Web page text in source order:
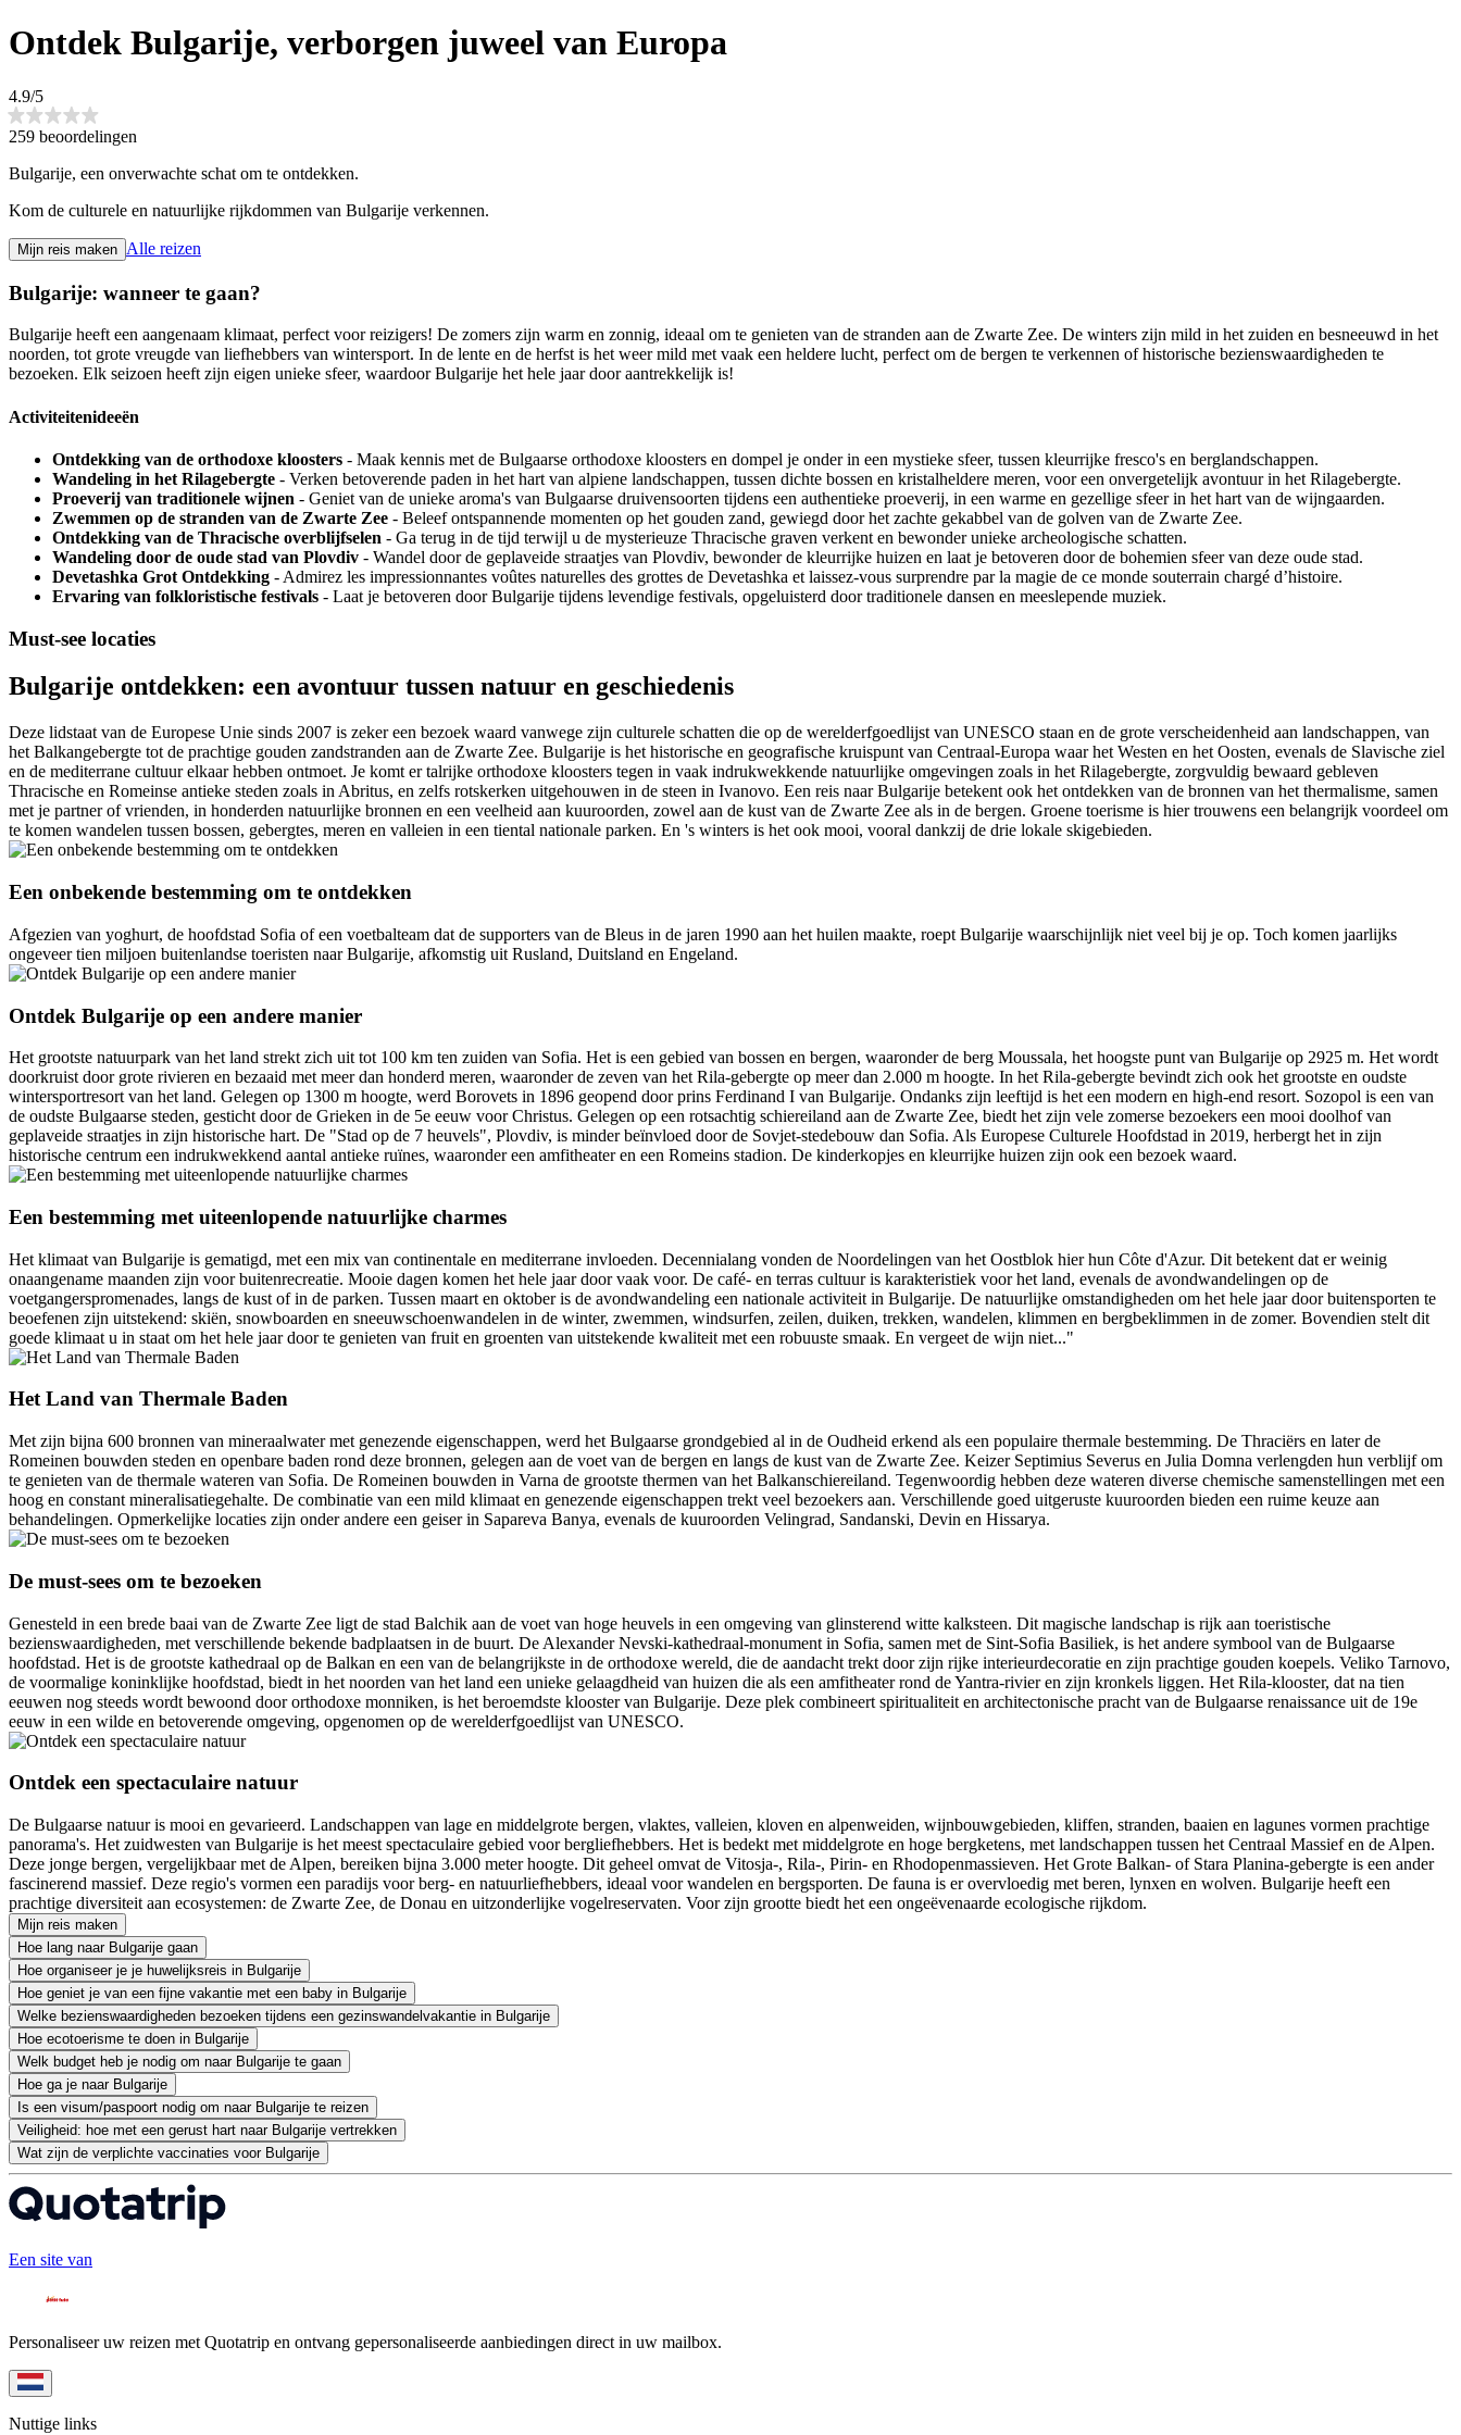
Ontdek Bulgarije, verborgen juweel van Europa
4.9/5
259 beoordelingen
Bulgarije, een onverwachte schat om te ontdekken.
Kom de culturele en natuurlijke rijkdommen van Bulgarije verkennen.
Mijn reis maken Alle reizen
Bulgarije: wanneer te gaan?
Bulgarije heeft een aangenaam klimaat, perfect voor reizigers! De zomers zijn warm en zonnig, ideaal om te genieten van de stranden aan de Zwarte Zee. De winters zijn mild in het zuiden en besneeuwd in het
noorden, tot grote vreugde van liefhebbers van wintersport. In de lente en de herfst is het weer mild met vaak een heldere lucht, perfect om de bergen te verkennen of historische bezienswaardigheden te
bezoeken. Elk seizoen heeft zijn eigen unieke sfeer, waardoor Bulgarije het hele jaar door aantrekkelijk is!
Activiteitenideeën
Ontdekking van de orthodoxe kloosters - Maak kennis met de Bulgaarse orthodoxe kloosters en dompel je onder in een mystieke sfeer, tussen kleurrijke fresco's en berglandschappen.
Wandeling in het Rilagebergte - Verken betoverende paden in het hart van alpiene landschappen, tussen dichte bossen en kristalheldere meren, voor een onvergetelijk avontuur in het Rilagebergte.
Proeverij van traditionele wijnen - Geniet van de unieke aroma's van Bulgaarse druivensoorten tijdens een authentieke proeverij, in een warme en gezellige sfeer in het hart van de wijngaarden.
Zwemmen op de stranden van de Zwarte Zee - Beleef ontspannende momenten op het gouden zand, gewiegd door het zachte gekabbel van de golven van de Zwarte Zee.
Ontdekking van de Thracische overblijfselen - Ga terug in de tijd terwijl u de mysterieuze Thracische graven verkent en bewonder unieke archeologische schatten.
Wandeling door de oude stad van Plovdiv - Wandel door de geplaveide straatjes van Plovdiv, bewonder de kleurrijke huizen en laat je betoveren door de bohemien sfeer van deze oude stad.
Devetashka Grot Ontdekking - Admirez les impressionnantes voûtes naturelles des grottes de Devetashka et laissez-vous surprendre par la magie de ce monde souterrain chargé d’histoire.
Ervaring van folkloristische festivals - Laat je betoveren door Bulgarije tijdens levendige festivals, opgeluisterd door traditionele dansen en meeslepende muziek.
Must-see locaties
Bulgarije ontdekken: een avontuur tussen natuur en geschiedenis
Deze lidstaat van de Europese Unie sinds 2007 is zeker een bezoek waard vanwege zijn culturele schatten die op de werelderfgoedlijst van UNESCO staan en de grote verscheidenheid aan landschappen, van
het Balkangebergte tot de prachtige gouden zandstranden aan de Zwarte Zee. Bulgarije is het historische en geografische kruispunt van Centraal-Europa waar het Westen en het Oosten, evenals de Slavische ziel
en de mediterrane cultuur elkaar hebben ontmoet. Je komt er talrijke orthodoxe kloosters tegen in vaak indrukwekkende natuurlijke omgevingen zoals in het Rilagebergte, zorgvuldig bewaard gebleven
Thracische en Romeinse antieke steden zoals in Abritus, en zelfs rotskerken uitgehouwen in de steen in Ivanovo. Een reis naar Bulgarije betekent ook het ontdekken van de bronnen van het thermalisme, samen
met je partner of vrienden, in honderden natuurlijke bronnen en een veelheid aan kuuroorden, zowel aan de kust van de Zwarte Zee als in de bergen. Groene toerisme is hier trouwens een belangrijk voordeel om
te komen wandelen tussen bossen, gebergtes, meren en valleien in een tiental nationale parken. En 's winters is het ook mooi, vooral dankzij de drie lokale skigebieden.
Een onbekende bestemming om te ontdekken
Afgezien van yoghurt, de hoofdstad Sofia of een voetbalteam dat de supporters van de Bleus in de jaren 1990 aan het huilen maakte, roept Bulgarije waarschijnlijk niet veel bij je op. Toch komen jaarlijks
ongeveer tien miljoen buitenlandse toeristen naar Bulgarije, afkomstig uit Rusland, Duitsland en Engeland.
Ontdek Bulgarije op een andere manier
Het grootste natuurpark van het land strekt zich uit tot 100 km ten zuiden van Sofia. Het is een gebied van bossen en bergen, waaronder de berg Moussala, het hoogste punt van Bulgarije op 2925 m. Het wordt
doorkruist door grote rivieren en bezaaid met meer dan honderd meren, waaronder de zeven van het Rila-gebergte op meer dan 2.000 m hoogte. In het Rila-gebergte bevindt zich ook het grootste en oudste
wintersportresort van het land. Gelegen op 1300 m hoogte, werd Borovets in 1896 geopend door prins Ferdinand I van Bulgarije. Ondanks zijn leeftijd is het een modern en high-end resort. Sozopol is een van
de oudste Bulgaarse steden, gesticht door de Grieken in de 5e eeuw voor Christus. Gelegen op een rotsachtig schiereiland aan de Zwarte Zee, biedt het zijn vele zomerse bezoekers een mooi doolhof van
geplaveide straatjes in zijn historische hart. De "Stad op de 7 heuvels", Plovdiv, is minder beïnvloed door de Sovjet-stedebouw dan Sofia. Als Europese Culturele Hoofdstad in 2019, herbergt het in zijn
historische centrum een indrukwekkend aantal antieke ruïnes, waaronder een amfitheater en een Romeins stadion. De kinderkopjes en kleurrijke huizen zijn ook een bezoek waard.
Een bestemming met uiteenlopende natuurlijke charmes
Het klimaat van Bulgarije is gematigd, met een mix van continentale en mediterrane invloeden. Decennialang vonden de Noordelingen van het Oostblok hier hun Côte d'Azur. Dit betekent dat er weinig
onaangename maanden zijn voor buitenrecreatie. Mooie dagen komen het hele jaar door vaak voor. De café- en terras cultuur is karakteristiek voor het land, evenals de avondwandelingen op de
voetgangerspromenades, langs de kust of in de parken. Tussen maart en oktober is de avondwandeling een nationale activiteit in Bulgarije. De natuurlijke omstandigheden om het hele jaar door buitensporten te
beoefenen zijn uitstekend: skiën, snowboarden en sneeuwschoenwandelen in de winter, zwemmen, windsurfen, zeilen, duiken, trekken, wandelen, klimmen en bergbeklimmen in de zomer. Bovendien stelt dit
goede klimaat u in staat om het hele jaar door te genieten van fruit en groenten van uitstekende kwaliteit met een robuuste smaak. En vergeet de wijn niet..."
Het Land van Thermale Baden
Met zijn bijna 600 bronnen van mineraalwater met genezende eigenschappen, werd het Bulgaarse grondgebied al in de Oudheid erkend als een populaire thermale bestemming. De Thraciërs en later de
Romeinen bouwden steden en openbare baden rond deze bronnen, gelegen aan de voet van de bergen en langs de kust van de Zwarte Zee. Keizer Septimius Severus en Julia Domna verlengden hun verblijf om
te genieten van de thermale wateren van Sofia. De Romeinen bouwden in Varna de grootste thermen van het Balkanschiereiland. Tegenwoordig hebben deze wateren diverse chemische samenstellingen met een
hoog en constant mineralisatiegehalte. De combinatie van een mild klimaat en genezende eigenschappen trekt veel bezoekers aan. Verschillende goed uitgeruste kuuroorden bieden een ruime keuze aan
behandelingen. Opmerkelijke locaties zijn onder andere een geiser in Sapareva Banya, evenals de kuuroorden Velingrad, Sandanski, Devin en Hissarya.
De must-sees om te bezoeken
Genesteld in een brede baai van de Zwarte Zee ligt de stad Balchik aan de voet van hoge heuvels in een omgeving van glinsterend witte kalksteen. Dit magische landschap is rijk aan toeristische
bezienswaardigheden, met verschillende bekende badplaatsen in de buurt. De Alexander Nevski-kathedraal-monument in Sofia, samen met de Sint-Sofia Basiliek, is het andere symbool van de Bulgaarse
hoofdstad. Het is de grootste kathedraal op de Balkan en een van de belangrijkste in de orthodoxe wereld, die de aandacht trekt door zijn rijke interieurdecoratie en zijn prachtige gouden koepels. Veliko Tarnovo,
de voormalige koninklijke hoofdstad, biedt in het noorden van het land een unieke gelaagdheid van huizen die als een amfitheater rond de Yantra-rivier en zijn kronkels liggen. Het Rila-klooster, dat na tien
eeuwen nog steeds wordt bewoond door orthodoxe monniken, is het beroemdste klooster van Bulgarije. Deze plek combineert spiritualiteit en architectonische pracht van de Bulgaarse renaissance uit de 19e
eeuw in een wilde en betoverende omgeving, opgenomen op de werelderfgoedlijst van UNESCO.
Ontdek een spectaculaire natuur
De Bulgaarse natuur is mooi en gevarieerd. Landschappen van lage en middelgrote bergen, vlaktes, valleien, kloven en alpenweiden, wijnbouwgebieden, kliffen, stranden, baaien en lagunes vormen prachtige
panorama's. Het zuidwesten van Bulgarije is het meest spectaculaire gebied voor bergliefhebbers. Het is bedekt met middelgrote en hoge bergketens, met landschappen tussen het Centraal Massief en de Alpen.
Deze jonge bergen, vergelijkbaar met de Alpen, bereiken bijna 3.000 meter hoogte. Dit geheel omvat de Vitosja-, Rila-, Pirin- en Rhodopenmassieven. Het Grote Balkan- of Stara Planina-gebergte is een ander
fascinerend massief. Deze regio's vormen een paradijs voor berg- en natuurliefhebbers, ideaal voor wandelen en bergsporten. De fauna is er overvloedig met beren, lynxen en wolven. Bulgarije heeft een
prachtige diversiteit aan ecosystemen: de Zwarte Zee, de Donau en uitzonderlijke vogelreservaten. Voor zijn grootte biedt het een ongeëvenaarde ecologische rijkdom.
Mijn reis maken
Hoe lang naar Bulgarije gaan
Hoe organiseer je je huwelijksreis in Bulgarije
Hoe geniet je van een fijne vakantie met een baby in Bulgarije
Welke bezienswaardigheden bezoeken tijdens een gezinswandelvakantie in Bulgarije
Hoe ecotoerisme te doen in Bulgarije
Welk budget heb je nodig om naar Bulgarije te gaan
Hoe ga je naar Bulgarije
Is een visum/paspoort nodig om naar Bulgarije te reizen
Veiligheid: hoe met een gerust hart naar Bulgarije vertrekken
Wat zijn de verplichte vaccinaties voor Bulgarije
Een site van
Personaliseer uw reizen met Quotatrip en ontvang gepersonaliseerde aanbiedingen direct in uw mailbox.
Nuttige links